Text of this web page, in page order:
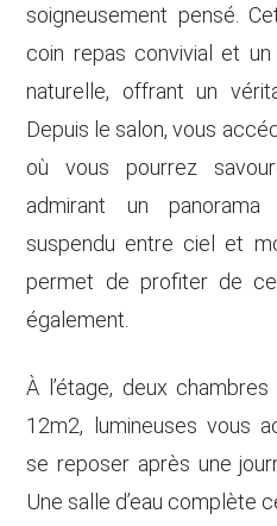
soigneusement pensé.
coin repas convivial et
naturelle, offrant un
Depuis le salon, vous
où vous pourrez
admirant un
suspendu entre ciel et
permet de profiter de
également.
À l’étage, deux
12m2, lumineuses vous
se reposer après une
Une salle d’eau complète